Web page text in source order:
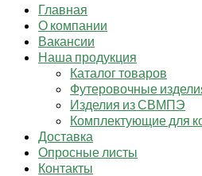
Главная
О компании
Вакансии
Наша продукция
Каталог товаров
Футеровочные
Изделия из СВМПЭ
Комплектующие для
Доставка
Опросные листы
Контакты